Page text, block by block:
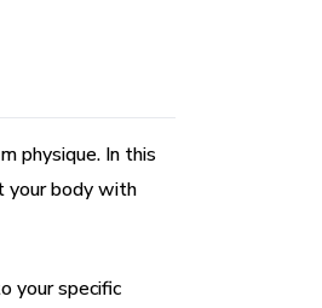
physique. In this
your body with
your specific